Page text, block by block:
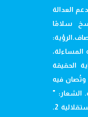
العدالة
سلامًا
الحقيقة
وتُصان فيه
الشعار: "
من التوثيق إلى العدالة قيم سام :- 1. الاستقلالية 2.